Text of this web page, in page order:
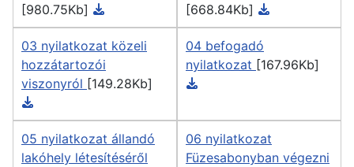
[980.75Kb]
[668.84Kb]
03 nyilatkozat közeli
hozzátartozói
viszonyról [149.28Kb]
04 befogadó
nyilatkozat [167.96Kb]
05 nyilatkozat állandó
lakóhely létesítéséről
06 nyilatkozat
Füzesabonyban végezni